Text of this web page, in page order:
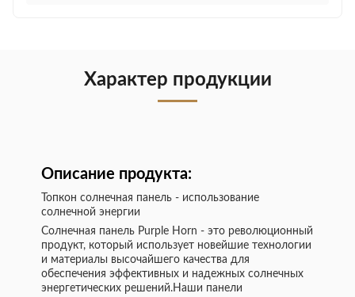
Характер продукции
Описание продукта:
Топкон солнечная панель - использование
солнечной энергии
Солнечная панель Purple Horn - это революционный
продукт, который использует новейшие технологии
и материалы высочайшего качества для
обеспечения эффективных и надежных солнечных
энергетических решений.Наши панели